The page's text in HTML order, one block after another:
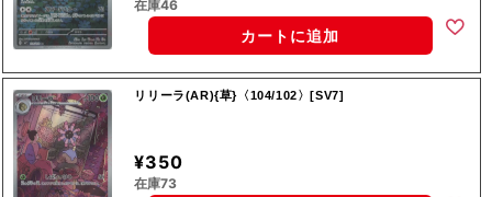
在庫46
カートに追加
リリーラ(AR){草}〈104/102〉[SV7]
¥350
在庫73